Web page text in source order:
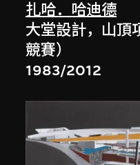
扎哈．哈迪德
大堂設計，山頂
競賽）
1983/2012